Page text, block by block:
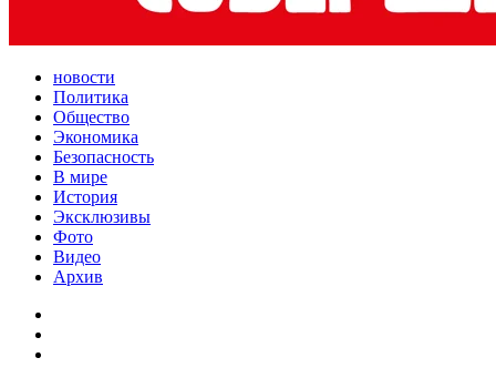
новости
Политика
Общество
Экономика
Безопасность
В мире
История
Эксклюзивы
Фото
Видео
Архив